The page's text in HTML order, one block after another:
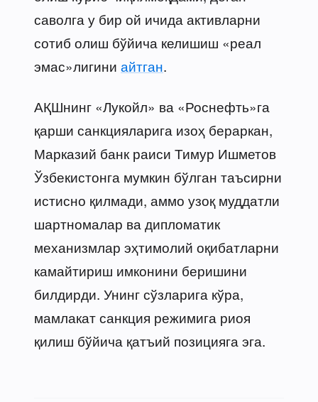
саволга у бир ой ичида активларни
сотиб олиш бўйича келишиш «реал
эмас»лигини айтган.
АҚШнинг «Лукойл» ва «Роснефть»га
қарши санкцияларига изоҳ бераркан,
Марказий банк раиси Тимур Ишметов
Ўзбекистонга мумкин бўлган таъсирни
истисно қилмади, аммо узоқ муддатли
шартномалар ва дипломатик
механизмлар эҳтимолий оқибатларни
камайтириш имконини беришини
билдирди. Унинг сўзларига кўра,
мамлакат санкция режимига риоя
қилиш бўйича қатъий позицияга эга.